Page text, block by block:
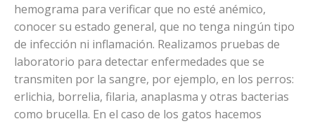
hemograma para verificar que no esté anémico,
conocer su estado general, que no tenga ningún tipo
de infección ni inflamación. Realizamos pruebas de
laboratorio para detectar enfermedades que se
transmiten por la sangre, por ejemplo, en los perros:
erlichia, borrelia, filaria, anaplasma y otras bacterias
como brucella. En el caso de los gatos hacemos